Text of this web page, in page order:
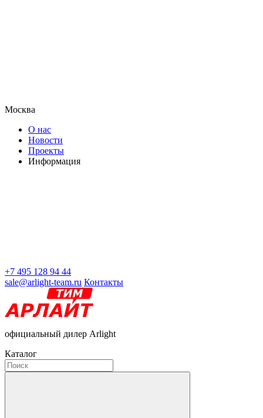
Москва
О нас
Новости
Проекты
Информация
+7 495 128 94 44
sale@arlight-team.ru Контакты
официальный дилер Arlight
Каталог